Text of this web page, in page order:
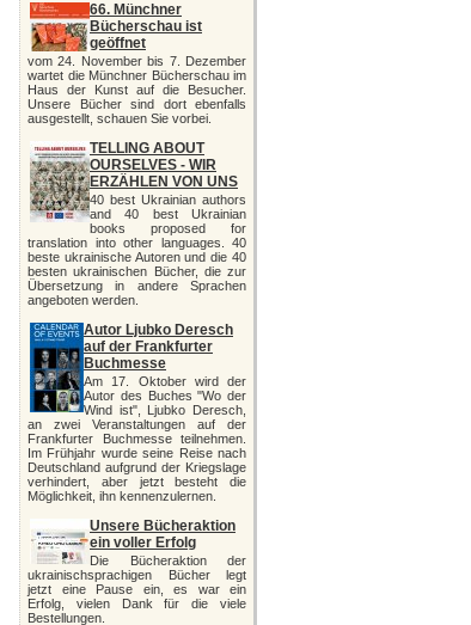
66. Münchner
Bücherschau ist
geöffnet
vom 24. November bis 7. Dezember
wartet die Münchner Bücherschau im
Haus der Kunst auf die Besucher.
Unsere Bücher sind dort ebenfalls
ausgestellt, schauen Sie vorbei.
TELLING ABOUT
OURSELVES - WIR
ERZÄHLEN VON UNS
40 best Ukrainian authors
and 40 best Ukrainian
books proposed for
translation into other languages. 40
beste ukrainische Autoren und die 40
besten ukrainischen Bücher, die zur
Übersetzung in andere Sprachen
angeboten werden.
Autor Ljubko Deresch
auf der Frankfurter
Buchmesse
Am 17. Oktober wird der
Autor des Buches "Wo der
Wind ist", Ljubko Deresch,
an zwei Veranstaltungen auf der
Frankfurter Buchmesse teilnehmen.
Im Frühjahr wurde seine Reise nach
Deutschland aufgrund der Kriegslage
verhindert, aber jetzt besteht die
Möglichkeit, ihn kennenzulernen.
Unsere Bücheraktion
ein voller Erfolg
Die Bücheraktion der
ukrainischsprachigen Bücher legt
jetzt eine Pause ein, es war ein
Erfolg, vielen Dank für die viele
Bestellungen.